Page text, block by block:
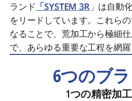
ランド 「SYSTEM 3R」は自動
をリードしています。これら
なることで、荒加工から極細
で、あらゆる重要な工程を網羅
6つのブ
1つの精密加